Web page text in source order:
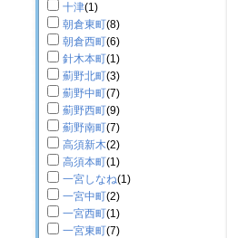
十津(1)
朝倉東町(8)
朝倉西町(6)
針木本町(1)
薊野北町(3)
薊野中町(7)
薊野西町(9)
薊野南町(7)
高須新木(2)
高須本町(1)
一宮しなね(1)
一宮中町(2)
一宮西町(1)
一宮東町(7)